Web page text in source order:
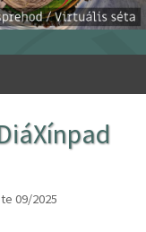
09/2025